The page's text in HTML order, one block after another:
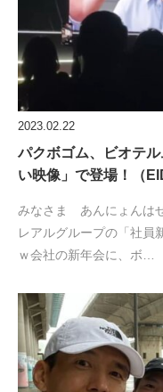
2023.02.22
パクボゴム、ビオテ
い映像」で登場！（
みなさま あんにょんは
レアルグループの「社員
ｗ会社の新年会に、ボ…